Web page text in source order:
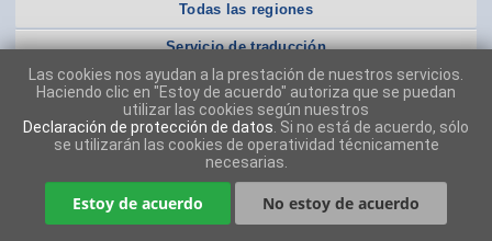
Todas las regiones
Servicio de traducción
Las cookies nos ayudan a la prestación de nuestros servicios.
Haciendo clic en "Estoy de acuerdo" autoriza que se puedan
utilizar las cookies según nuestros
Declaración de protección de datos . Si no está de acuerdo, sólo
se utilizarán las cookies de operatividad técnicamente
necesarias.